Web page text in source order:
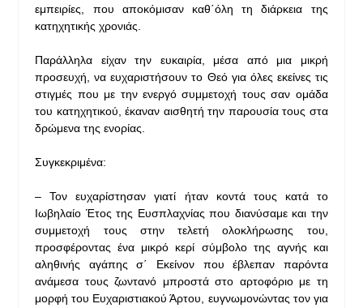
εμπειρίες, που αποκόμισαν καθ΄όλη τη διάρκεια της
κατηχητικής χρονιάς.
Παράλληλα είχαν την ευκαιρία, μέσα από μια μικρή
προσευχή, να ευχαριστήσουν το Θεό για όλες εκείνες τις
στιγμές που με την ενεργό συμμετοχή τους σαν ομάδα
του κατηχητικού, έκαναν αισθητή την παρουσία τους στα
δρώμενα της ενορίας.
Συγκεκριμένα:
– Τον ευχαρίστησαν γιατί ήταν κοντά τους κατά το
Ιωβηλαίο Έτος της Ευσπλαχνίας που διανύσαμε και την
συμμετοχή τους στην τελετή ολοκλήρωσης του,
προσφέροντας ένα μικρό κερί σύμβολο της αγνής και
αληθινής αγάπης σ΄ Εκείνον που έβλεπαν παρόντα
ανάμεσα τους ζωντανό μπροστά στο αρτοφόριο με τη
μορφή του Ευχαριστιακού Άρτου, ευγνωμονώντας τον για